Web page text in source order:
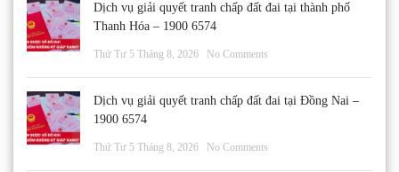
Dịch vụ giải quyết tranh chấp đất đai tại thành phố
Thanh Hóa – 1900 6574
Thứ Tư 5 Tháng 8, 2026 No Comments
Dịch vụ giải quyết tranh chấp đất đai tại Đồng Nai –
1900 6574
Thứ Tư 5 Tháng 8, 2026 No Comments